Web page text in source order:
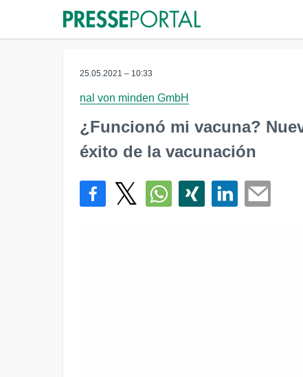
25.05.2021 – 10:33
nal von minden GmbH
¿Funcionó mi vacuna?
éxito de la vacunación